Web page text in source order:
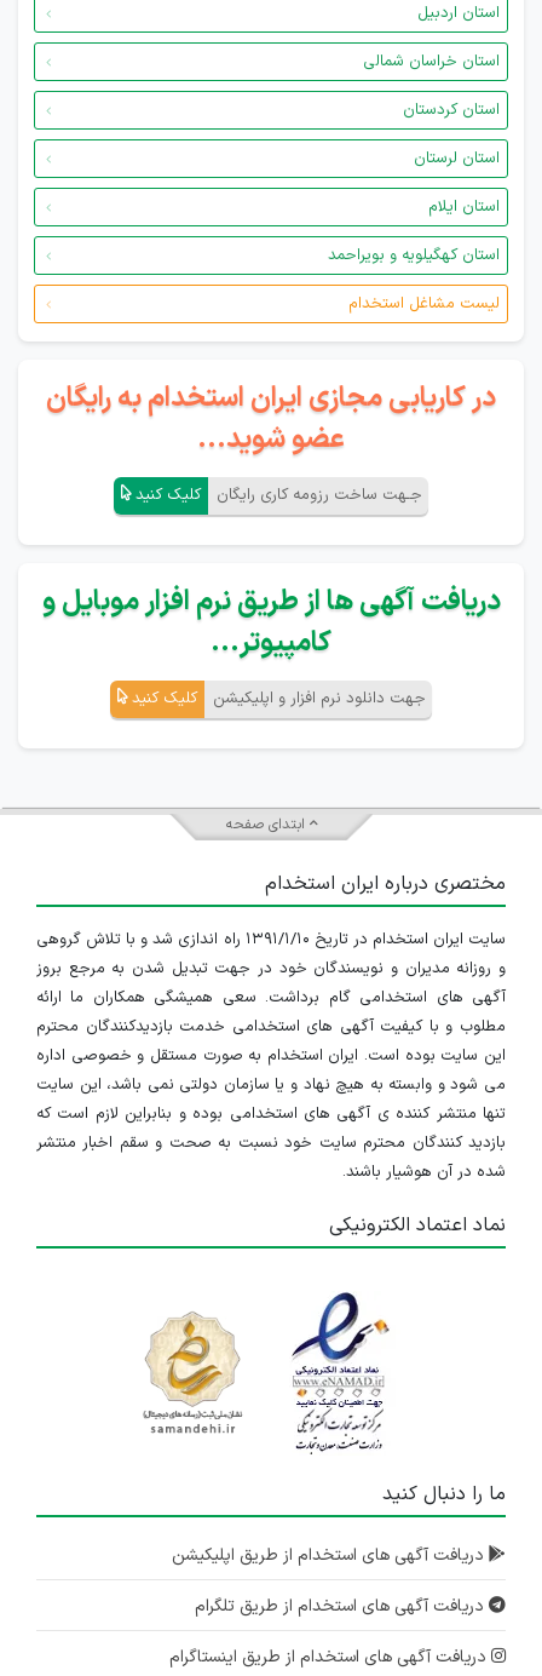
استان اردبیل
استان خراسان شمالی
استان کردستان
استان لرستان
استان ایلام
استان کهگیلویه و بویراحمد
لیست مشاغل استخدام
در کاریابی مجازی ایران استخدام به رایگان
عضو شوید...
جـهت ساخت رزومه کاری رایگان کلیک کنید
دریافت آگهی ها از طریق نرم افزار موبایل و
کامپیوتر...
جهت دانلود نرم افزار و اپلیکیشن کلیک کنید
ابتدای صفحه
مختصری درباره ایران استخدام
سایت ایران استخدام در تاریخ ۱۳۹۱/۱/۱۰ راه اندازی شد و با تلاش گروهی
و روزانه مدیران و نویسندگان خود در جهت تبدیل شدن به مرجع بروز
آگهی های استخدامی گام برداشت. سعی همیشگی همکاران ما ارائه
مطلوب و با کیفیت آگهی های استخدامی خدمت بازدیدکنندگان محترم
این سایت بوده است. ایران استخدام به صورت مستقل و خصوصی اداره
می شود و وابسته به هیچ نهاد و یا سازمان دولتی نمی باشد، این سایت
تنها منتشر کننده ی آگهی های استخدامی بوده و بنابراین لازم است که
بازدید کنندگان محترم سایت خود نسبت به صحت و سقم اخبار منتشر
شده در آن هوشیار باشند.
نماد اعتماد الکترونیکی
ما را دنبال کنید
دریافت آگهی های استخدام از طریق اپلیکیشن
دریافت آگهی های استخدام از طریق تلگرام
دریافت آگهی های استخدام از طریق اینستاگرام